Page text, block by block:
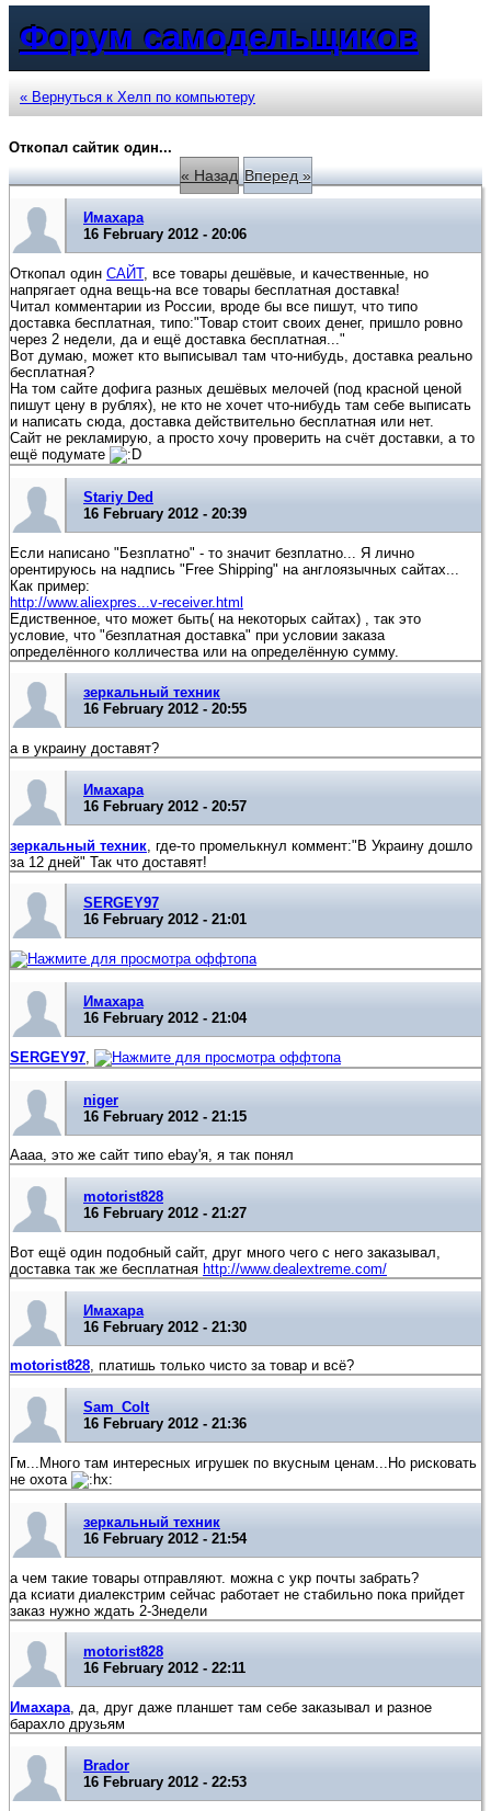
Форум самодельщиков
« Вернуться к Хелп по компьютеру
Откопал сайтик один...
« Назад Вперед »
Имахара
16 February 2012 - 20:06
Откопал один САЙТ, все товары дешёвые, и качественные, но
напрягает одна вещь-на все товары бесплатная доставка!
Читал комментарии из России, вроде бы все пишут, что типо
доставка бесплатная, типо:"Товар стоит своих денег, пришло ровно
через 2 недели, да и ещё доставка бесплатная..."
Вот думаю, может кто выписывал там что-нибудь, доставка реально
бесплатная?
На том сайте дофига разных дешёвых мелочей (под красной ценой
пишут цену в рублях), не кто не хочет что-нибудь там себе выписать
и написать сюда, доставка действительно бесплатная или нет.
Сайт не рекламирую, а просто хочу проверить на счёт доставки, а то
ещё подумате
Stariy Ded
16 February 2012 - 20:39
Если написано "Безплатно" - то значит безплатно... Я лично
орентируюсь на надпись "Free Shipping" на англоязычных сайтах...
Как пример:
http://www.aliexpres...v-receiver.html
Едиственное, что может быть( на некоторых сайтах) , так это
условие, что "безплатная доставка" при условии заказа
определённого колличества или на определённую сумму.
зеркальный техник
16 February 2012 - 20:55
а в украину доставят?
Имахара
16 February 2012 - 20:57
зеркальный техник , где-то промелькнул коммент:"В Украину дошло
за 12 дней" Так что доставят!
SERGEY97
16 February 2012 - 21:01
Имахара
16 February 2012 - 21:04
SERGEY97
niger
16 February 2012 - 21:15
Аааа, это же сайт типо ebay'я, я так понял
motorist828
16 February 2012 - 21:27
Вот ещё один подобный сайт, друг много чего с него заказывал,
доставка так же бесплатная http://www.dealextreme.com/
Имахара
16 February 2012 - 21:30
motorist828, платишь только чисто за товар и всё?
Sam_Colt
16 February 2012 - 21:36
Гм...Много там интересных игрушек по вкусным ценам...Но рисковать
не охота
зеркальный техник
16 February 2012 - 21:54
а чем такие товары отправляют. можна с укр почты забрать?
да ксиати диалекстрим сейчас работает не стабильно пока прийдет
заказ нужно ждать 2-3недели
motorist828
16 February 2012 - 22:11
Имахара, да, друг даже планшет там себе заказывал и разное
барахло друзьям
Brador
16 February 2012 - 22:53